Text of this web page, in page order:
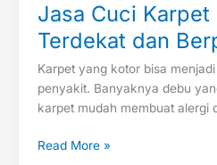
Jasa Cuci Karpet
Terdekat dan
Karpet yang kotor bisa
penyakit. Banyaknya debu
karpet mudah membuat
Read More »